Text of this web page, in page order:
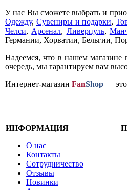
У нас Вы сможете выбрать и
Одежду, Сувениры и подарки,
Челси, Арсенал, Ливерпуль,
Германии, Хорватии, Бельгии,
Надеемся, что в нашем
очередь, мы гарантируем вам
Интернет-магазин FanShop — это
ИНФОРМАЦИЯ
О нас
Контакты
Сотрудничество
Отзывы
Новинки